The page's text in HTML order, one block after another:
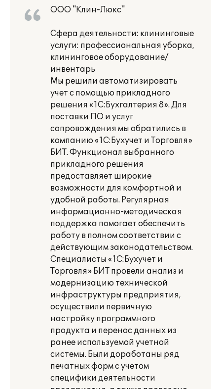
ООО "Клин-Люкс"
Сфера деятельности: клининговые
услуги: профессиональная уборка,
клининговое оборудование/
инвентарь
Мы решили автоматизировать
учет с помощью прикладного
решения «1С:Бухгалтерия 8». Для
поставки ПО и услуг
сопровождения мы обратились в
компанию «1С:Бухучет и Торговля»
БИТ. Функционал выбранного
прикладного решения
предоставляет широкие
возможности для комфортной и
удобной работы. Регулярная
информационно-методическая
поддержка помогает обеспечить
работу в полном соответствии с
действующим законодательством.
Специалисты «1С:Бухучет и
Торговля» БИТ провели анализ и
модернизацию технической
инфраструктуры предприятия,
осуществили первичную
настройку программного
продукта и перенос данных из
ранее используемой учетной
системы. Были доработаны ряд
печатных форм с учетом
специфики деятельности